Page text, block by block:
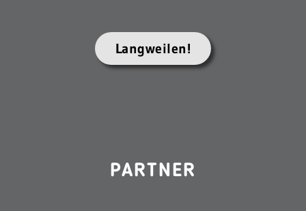
Langweilen!
PARTNER